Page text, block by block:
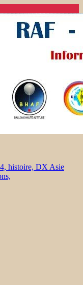
histoire, DX Asie